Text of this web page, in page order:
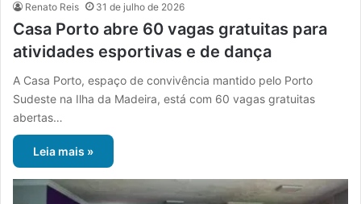
Renato Reis 31 de julho de 2026
Casa Porto abre 60 vagas gratuitas para
atividades esportivas e de dança
A Casa Porto, espaço de convivência mantido pelo Porto
Sudeste na Ilha da Madeira, está com 60 vagas gratuitas
abertas…
Leia mais »